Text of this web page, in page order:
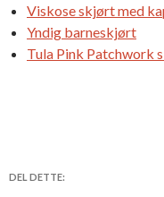
Viskose skjørt med
Yndig barneskjørt
Tula Pink Patchwork
DEL DETTE: